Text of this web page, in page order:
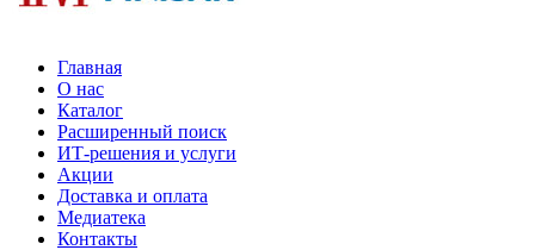
Главная
О нас
Каталог
Расширенный поиск
ИТ-решения и услуги
Акции
Доставка и оплата
Медиатека
Контакты